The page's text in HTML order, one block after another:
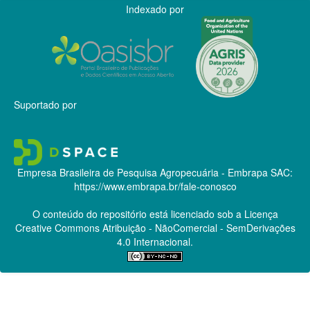
Indexado por
Suportado por
Empresa Brasileira de Pesquisa Agropecuária - Embrapa SAC:
https://www.embrapa.br/fale-conosco
O conteúdo do repositório está licenciado sob a Licença
Creative CommonsAtribuição - NãoComercial - SemDerivações
4.0 Internacional.